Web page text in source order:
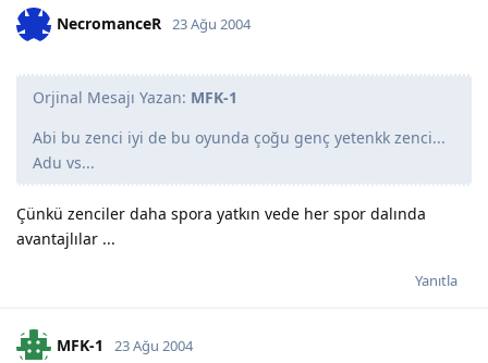
NecromanceR 23 Ağu 2004
Orjinal Mesajı Yazan: MFK-1
Abi bu zenci iyi de bu oyunda çoğu genç yetenkk zenci...
Adu vs...
Çünkü zenciler daha spora yatkın vede her spor dalında
avantajlılar ...
Yanıtla
MFK-1 23 Ağu 2004